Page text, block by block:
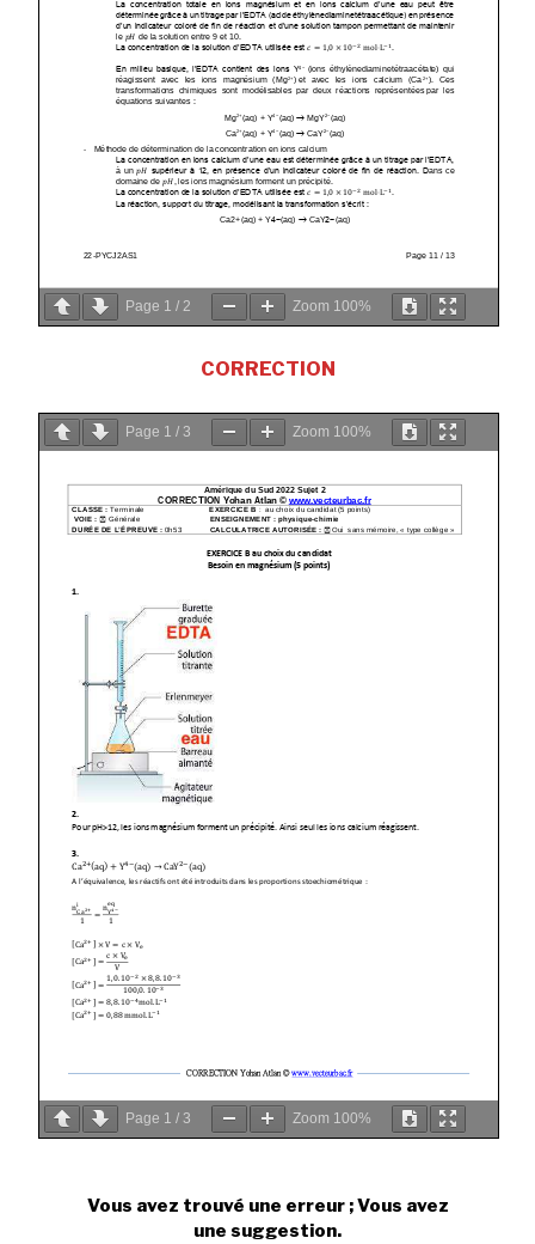
Page 1 / 2 Zoom 100%
CORRECTION
Page 1 / 3 Zoom 100%
Page 1 / 3 Zoom 100%
Vous avez trouvé une erreur ; Vous avez
une suggestion.